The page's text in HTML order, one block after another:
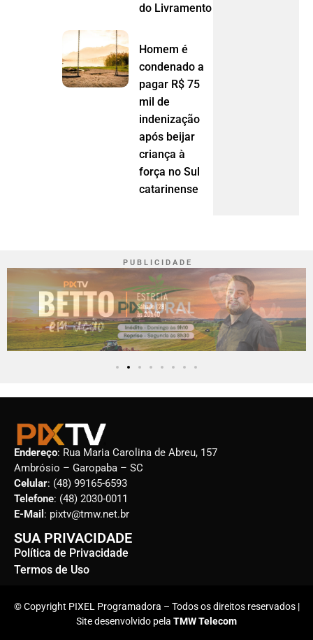
do Livramento (MT)
Homem é
condenado a
pagar R$ 75
mil de
indenização
após beijar
criança à
força no Sul
catarinense
P U B L I C I D A D E
Endereço: Rua Maria Carolina de Abreu, 157
Ambrósio – Garopaba – SC
Celular: (48) 99165-6593
Telefone: (48) 2030-0011
E-Mail : pixtv@tmw.net.br
SUA PRIVACIDADE
Política de Privacidade
Termos de Uso
© Copyright PIXEL Programadora – Todos os direitos reservados |
Site desenvolvido pela TMW Telecom